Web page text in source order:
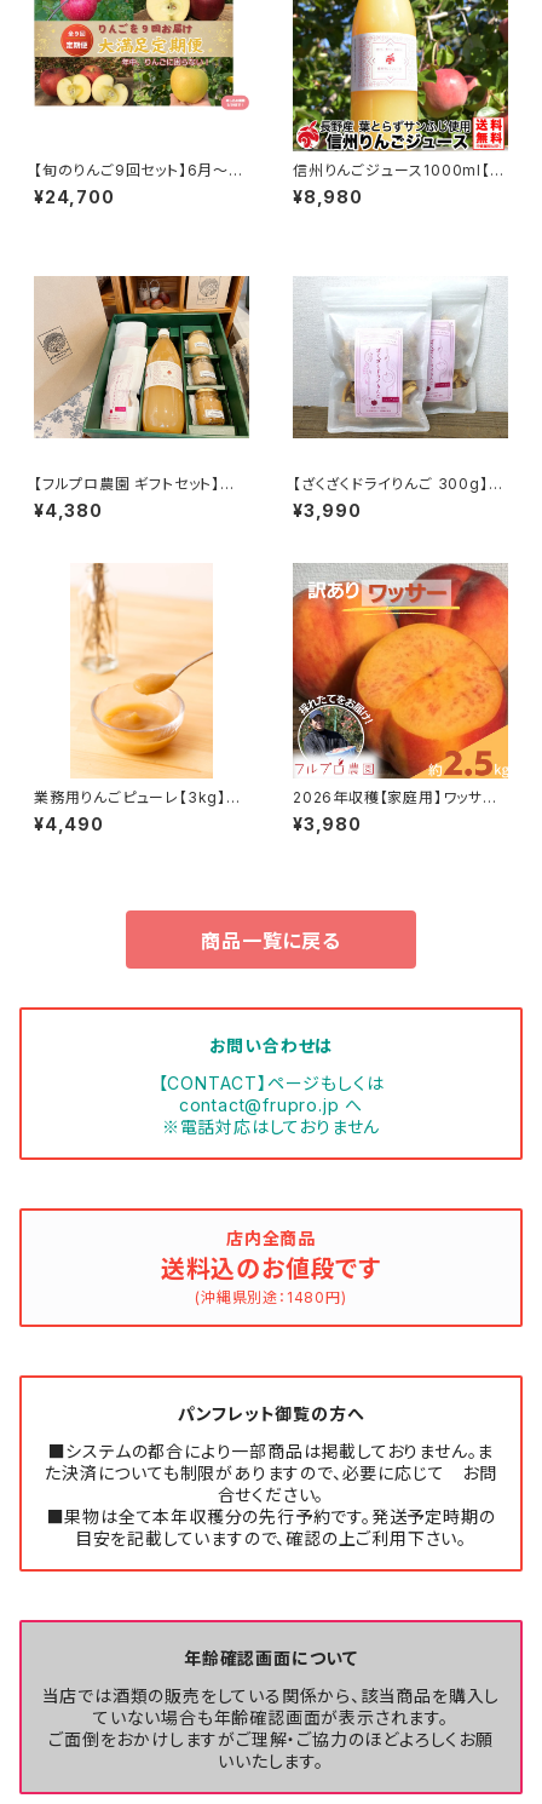
【旬のりんご9回セット】6月～翌
2月まで毎月お届け。年中りんご
に困りません #NZD0B030
¥24,700
信州りんごジュース1000ml【12
本セット】サンふじ 葉とらず りん
ご 100% ジュース 長野県産 #
¥8,980
【フルプロ農園 ギフトセット】信
州りんごジュース＆手づくり加工
品 詰め合わせ。信州りんごジュ
×3個（※種類はお任せ）#NKG
00901
¥4,380
【ざくざくドライりんご 300g】(5
0g*6袋) 噛みしめると甘みが
広がるドライフルーツ 国産 無添
¥3,990
業務用りんごピューレ【3kg】葉
とらずりんご 100% ピューレ 長
野県産#NKP00030
¥4,490
2026年収穫【家庭用】ワッサー
約2.5kg(5-15玉) 8月以降 長
野生まれの珍しい桃 長野県産
¥3,980
商品一覧に戻る
お問い合わせは
【CONTACT】ページもしくは
contact@frupro.jp へ
※電話対応はしておりません
店内全商品
送料込のお値段です
(沖縄県別途：1480円)
パンフレット御覧の方へ
■システムの都合により一部商品は掲載しておりません。ま
た決済についても制限がありますので、必要に応じて お問
合せください。
■果物は全て本年収穫分の先行予約です。発送予定時期の
目安を記載していますので、確認の上ご利用下さい。
年齢確認画面について
当店では酒類の販売をしている関係から、該当商品を購入し
ていない場合も年齢確認画面が表示されます。
ご面倒をおかけしますがご理解・ご協力のほどよろしくお願
いいたします。